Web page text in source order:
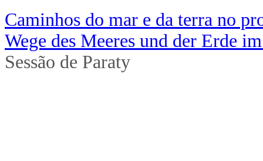
Caminhos do mar e da terra no
Wege des Meeres und der Erde
Sessão de Paraty